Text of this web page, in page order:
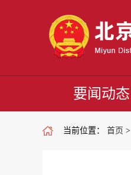
要闻动态
当前位置： 首页 >